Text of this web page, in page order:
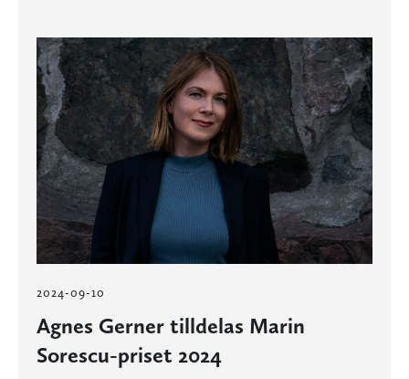
2024-09-10
Agnes Gerner tilldelas Marin
Sorescu-priset 2024